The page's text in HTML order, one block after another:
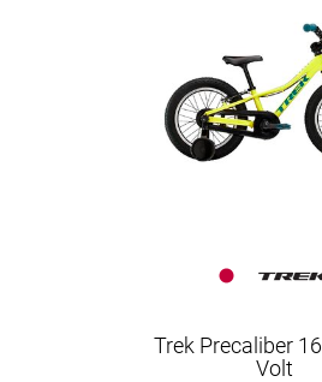
Trek Precaliber
Volt